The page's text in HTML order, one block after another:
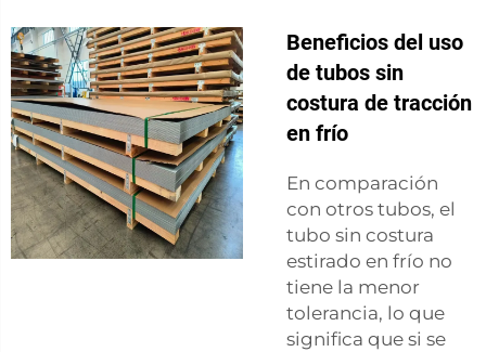
Beneficios del uso
de tubos sin
costura de tracción
en frío
En comparación
con otros tubos, el
tubo sin costura
estirado en frío no
tiene la menor
tolerancia, lo que
significa que si se